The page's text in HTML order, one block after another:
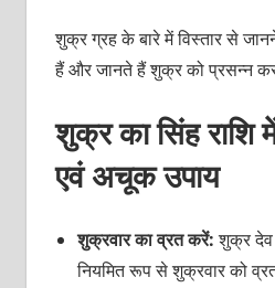
शुक्र ग्रह के बारे में विस्तार से
हैं और जानते हैं शुक्र को प्रसन्न
शुक्र का सिंह राशि
एवं अचूक उपाय
शुक्रवार का व्रत करें:शुक्र
नियमित रूप से शुक्रवार को